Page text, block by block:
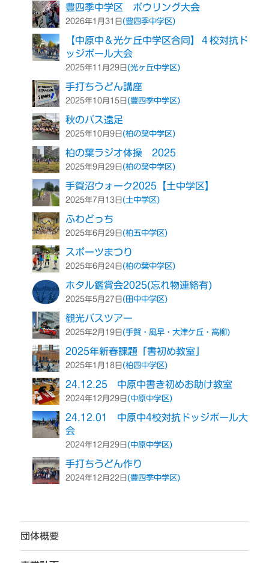
豊四季中学区 ボウリング大会
2026年1月31日(豊四季中学区)
【中原中＆光ケ丘中学区合同】４校対抗ド
ッジボール大会
2025年11月29日(光ヶ丘中学区)
手打ちうどん講座
2025年10月15日(豊四季中学区)
秋のバス遠足
2025年10月9日(柏の葉中学区)
柏の葉ラジオ体操 2025
2025年9月29日(柏の葉中学区)
手賀沼ウォーク2025【土中学区】
2025年7月13日(土中学区)
ふわどっち
2025年6月29日(柏五中学区)
スポーツまつり
2025年6月24日(柏の葉中学区)
ホタル鑑賞会2025(忘れ物連絡有)
2025年5月27日(田中中学区)
観光バスツアー
2025年2月19日(手賀・風早・大津ケ丘・高柳)
2025年新春課題「書初め教室」
2025年1月18日(柏四中学区)
24.12.25 中原中書き初めお助け教室
2024年12月29日(中原中学区)
24.12.01 中原中4校対抗ドッジボール大
会
2024年12月29日(中原中学区)
手打ちうどん作り
2024年12月22日(豊四季中学区)
団体概要